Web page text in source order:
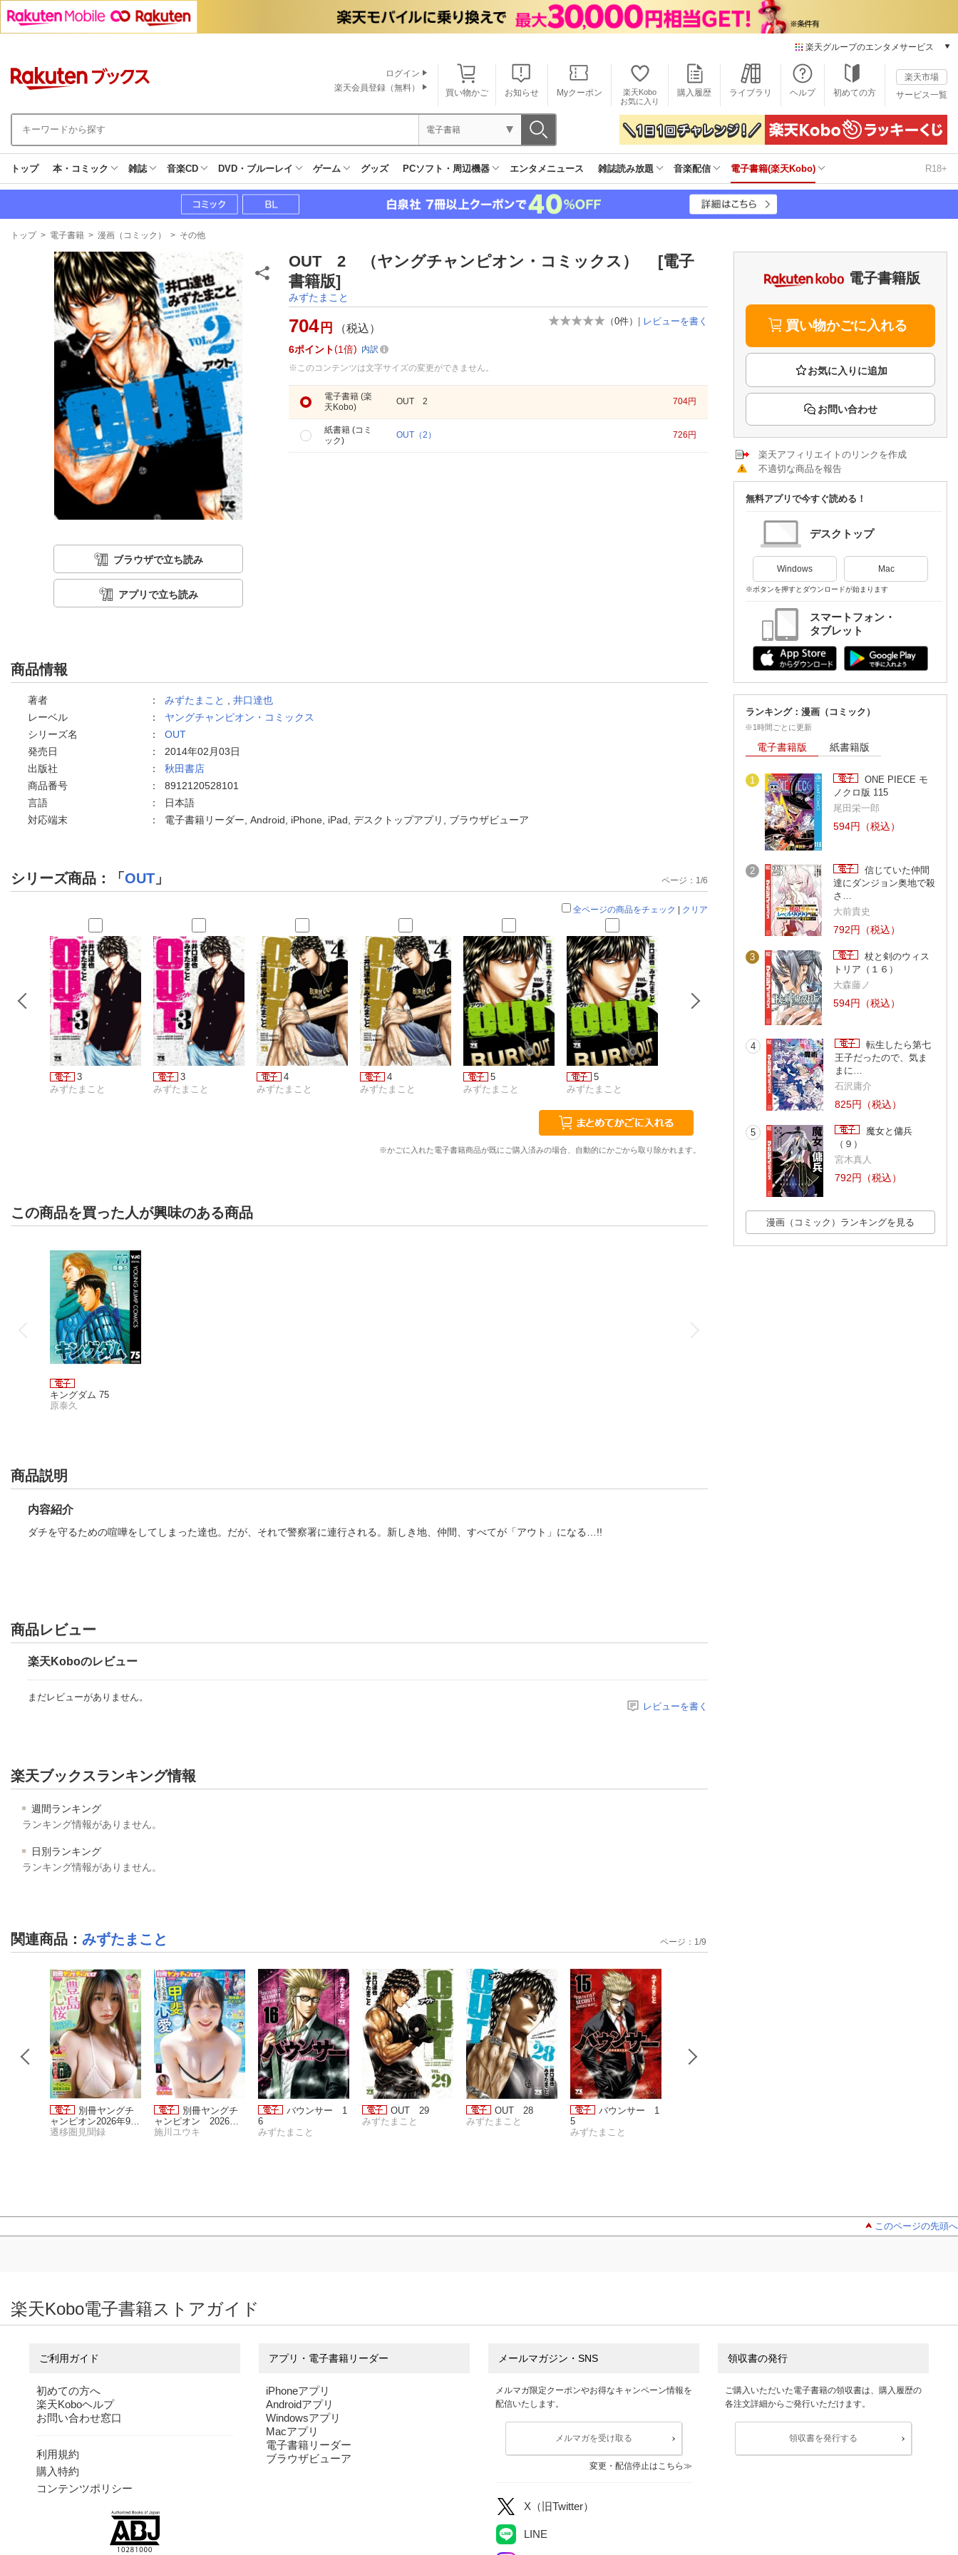
楽天グループのエンタメサービス
本/ゲーム/CD/DVD
楽天ブックス
電子書籍
楽天Kobo
雑誌読み放題
楽天ミュージック
楽天TV
Rakuten PLAY
無料テレビ
Rチャンネル
チケット
楽天チケット
推し楽
買い物かご お知らせ Myクーポン
楽天Kobo
お気に入り
購入履歴 ライブラリ ヘルプ 初めての方
楽天市場
サービス一覧
ログイン
楽天会員登録（無料）
電子書籍
トップ 本・コミック 雑誌 音楽CD DVD・ブルーレイ ゲーム グッズ PCソフト・周辺機器 エンタメニュース 雑誌読み放題 音楽配信 電子書籍(楽天Kobo) R18+
現
トップ > 電子書籍 > 漫画（コミック） > その他
ブラウザで立ち読み
アプリで立ち読み
OUT 2 （ヤングチャンピオン・コミックス） [電子
書籍版]
みずたまこと
（0件） レビューを書く
704 円 （税込）
6ポイント 1倍
内訳
※このコンテンツは文字サイズの変更ができません。
電子書籍 (楽
天Kobo)
OUT 2 704円
紙書籍 (コミ
ック)
OUT（2） 726 円
商品情報
著者 ： みずたまこと
井口達也
レーベル
： ヤングチャンピオン・コミックス
シリーズ名
： OUT
発売日
： 2014年02月03日
出版社
： 秋田書店
商品番号
： 8912120528101
言語
：
日本語
対応端末
： 電子書籍リーダー, Android, iPhone, iPad, デスクトップアプリ, ブラウザビューア
シリーズ商品：「 OUT 」 ページ：1/6
全ページの商品をチェック クリア
3
みずたまこと
3
みずたまこと
4
みずたまこと
4
みずたまこと
5
みずたまこと
5
みずたまこと
7
みずたまこと
※かごに入れた電子書籍商品が既にご購入済みの場合、自動的にかごから取り除かれます。
この商品を買った人が興味のある商品
キングダム 75
原泰久
商品説明
内容紹介
ダチを守るための喧嘩をしてしまった達也。だが、それで警察署に連行される。新しき地、仲間、すべてが「アウト」になる…!!
商品レビュー
楽天Koboのレビュー
まだレビューがありません。
レビューを書く
楽天ブックスランキング情報
週間ランキング
ランキング情報がありません。
日別ランキング
ランキング情報がありません。
関連商品 ： みずたまこと
別冊ヤングチ
ャンピオン2026年9月
号
遷移圏見聞録
別冊ヤングチ
ャンピオン 2026年8
月号
施川ユウキ
バウンサー 1
6
みずたまこと
OUT 29
みずたまこと
OUT 28
みずたまこと
バウンサー 1
5
みずたまこと
ページ： 1/9
電子書籍版
買い物かごに入れる
お問い合わせ
楽天アフィリエイトのリンクを作成
不適切な商品を報告
無料アプリで今すぐ読める！
デスクトップ
Windows Mac
※ボタンを押すとダウンロードが始まります
スマートフォン・
タブレット
ランキング：漫画（コミック）
※1時間ごとに更新
電子書籍版 紙書籍版
1
ONE PIECE モ
ノクロ版 115
尾田栄一郎
594円（税込）
2
信じていた仲間
達にダンジョン奥地で殺
さ…
大前貴史
792円（税込）
3
杖と剣のウィス
トリア（１６）
大森藤ノ
594円（税込）
4
転生したら第七
王子だったので、気ま
まに…
石沢庸介
825円（税込）
5
魔女と傭兵
（９）
宮木真人
792円（税込）
漫画（コミック）ランキングを見る
このページの先頭へ
楽天Kobo電子書籍ストアガイド
ご利用ガイド
初めての方へ
楽天Koboヘルプ
お問い合わせ窓口
利用規約
購入特約
コンテンツポリシー
アプリ・電子書籍リーダー
iPhoneアプリ
Androidアプリ
Windowsアプリ
Macアプリ
電子書籍リーダー
ブラウザビューア
メールマガジン・SNS
メルマガ限定クーポンやお得なキャンペーン情報を
配信いたします。
メルマガを受け取る
変更・配信停止はこちら
X（旧Twitter）
LINE
領収書の発行
ご購入いただいた電子書籍の領収書は、購入履歴の
各注文詳細からご発行いただけます。
領収書を発行する